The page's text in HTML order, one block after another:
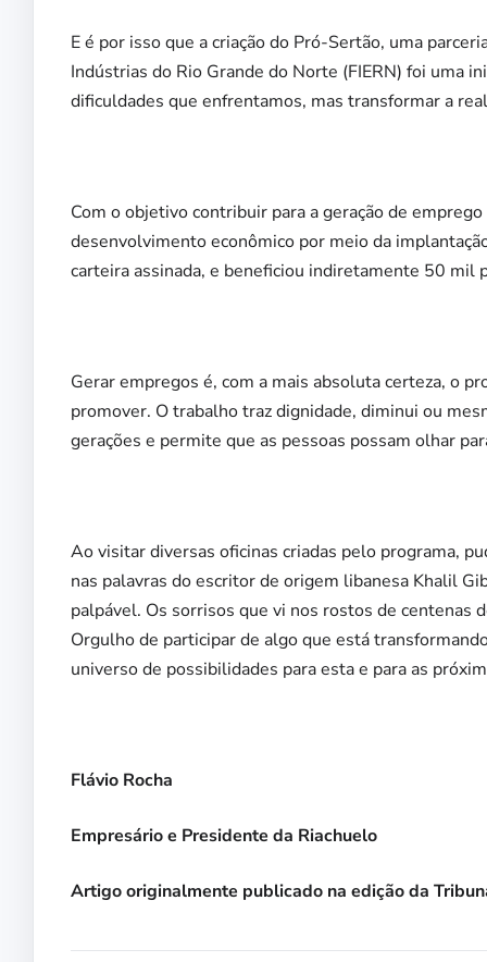
E é por isso que a criação do Pró-Sertão, uma
Indústrias do Rio Grande do Norte (FIERN) foi uma
dificuldades que enfrentamos, mas transformar a
Com o objetivo contribuir para a geração de
desenvolvimento econômico por meio da
carteira assinada, e beneficiou indiretamente 50 mil
Gerar empregos é, com a mais absoluta certeza, o
promover. O trabalho traz dignidade, diminui ou
gerações e permite que as pessoas possam olhar
Ao visitar diversas oficinas criadas pelo programa,
nas palavras do escritor de origem libanesa Khalil
palpável. Os sorrisos que vi nos rostos de centenas
Orgulho de participar de algo que está
universo de possibilidades para esta e para as
Flávio Rocha
Empresário e Presidente da Riachuelo
Artigo originalmente publicado na edição da